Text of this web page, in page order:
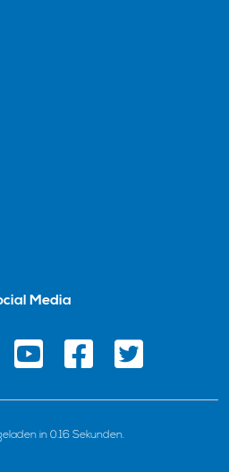
Media
in 0.16 Sekunden.